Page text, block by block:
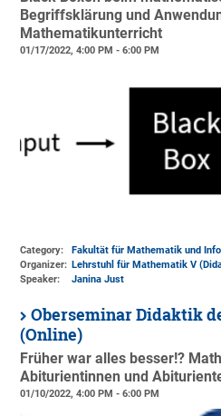
Begriffsklärung und
Mathematikunterricht
01/17/2022, 4:00 PM - 6:00 PM
Category:
Fakultät für Mathematik und
Organizer: Lehrstuhl für Mathematik V
Speaker:
Janina Just
Oberseminar Didaktik
(Online)
Früher war alles besser!?
Abiturientinnen und
01/10/2022, 4:00 PM - 6:00 PM